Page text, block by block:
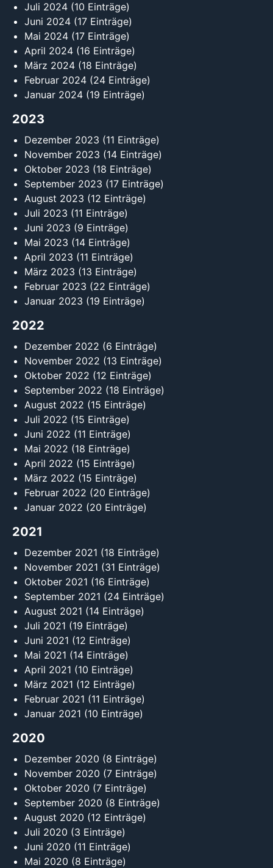
Juli 2024 (10 Einträge)
Juni 2024 (17 Einträge)
Mai 2024 (17 Einträge)
April 2024 (16 Einträge)
März 2024 (18 Einträge)
Februar 2024 (24 Einträge)
Januar 2024 (19 Einträge)
2023
Dezember 2023 (11 Einträge)
November 2023 (14 Einträge)
Oktober 2023 (18 Einträge)
September 2023 (17 Einträge)
August 2023 (12 Einträge)
Juli 2023 (11 Einträge)
Juni 2023 (9 Einträge)
Mai 2023 (14 Einträge)
April 2023 (11 Einträge)
März 2023 (13 Einträge)
Februar 2023 (22 Einträge)
Januar 2023 (19 Einträge)
2022
Dezember 2022 (6 Einträge)
November 2022 (13 Einträge)
Oktober 2022 (12 Einträge)
September 2022 (18 Einträge)
August 2022 (15 Einträge)
Juli 2022 (15 Einträge)
Juni 2022 (11 Einträge)
Mai 2022 (18 Einträge)
April 2022 (15 Einträge)
März 2022 (15 Einträge)
Februar 2022 (20 Einträge)
Januar 2022 (20 Einträge)
2021
Dezember 2021 (18 Einträge)
November 2021 (31 Einträge)
Oktober 2021 (16 Einträge)
September 2021 (24 Einträge)
August 2021 (14 Einträge)
Juli 2021 (19 Einträge)
Juni 2021 (12 Einträge)
Mai 2021 (14 Einträge)
April 2021 (10 Einträge)
März 2021 (12 Einträge)
Februar 2021 (11 Einträge)
Januar 2021 (10 Einträge)
2020
Dezember 2020 (8 Einträge)
November 2020 (7 Einträge)
Oktober 2020 (7 Einträge)
September 2020 (8 Einträge)
August 2020 (12 Einträge)
Juli 2020 (3 Einträge)
Juni 2020 (11 Einträge)
Mai 2020 (8 Einträge)